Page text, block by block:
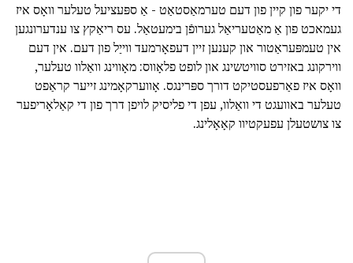
די יקער פון קיין פון דעם טערמאַסטאַט - אַ ספּעציעל טעלער וואָס איז
געמאכט פון אַ מאַטעריאַל גערופֿן בימעטאַל. עס ריאַקץ צו ענדערונגען
אין טעמפּעראַטור און קענען זיין דעפאָרמעד ווייַל פון דעם. אין דעם
ווירקונג באזירט סוויטשינג און לופט פלאָווס: מאָווינג וואַלוו טעלער,
וואָס איז פאַרפעסטיקט דורך ספּרינגס. אָווערקאָמינג זייער קראַפט
טעלער באוועגט די וואַלוו, עפן די פליסיק לויפן דרך פון די קאַלאָריפער
צו צושטעלן עפעקטיוו קאָאָלינג.